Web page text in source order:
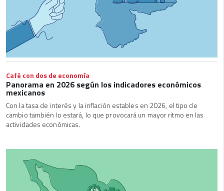
Café con dos de economía
Panorama en 2026 según los indicadores económicos
mexicanos
Con la tasa de interés y la inflación estables en 2026, el tipo de
cambio también lo estará, lo que provocará un mayor ritmo en las
actividades económicas.